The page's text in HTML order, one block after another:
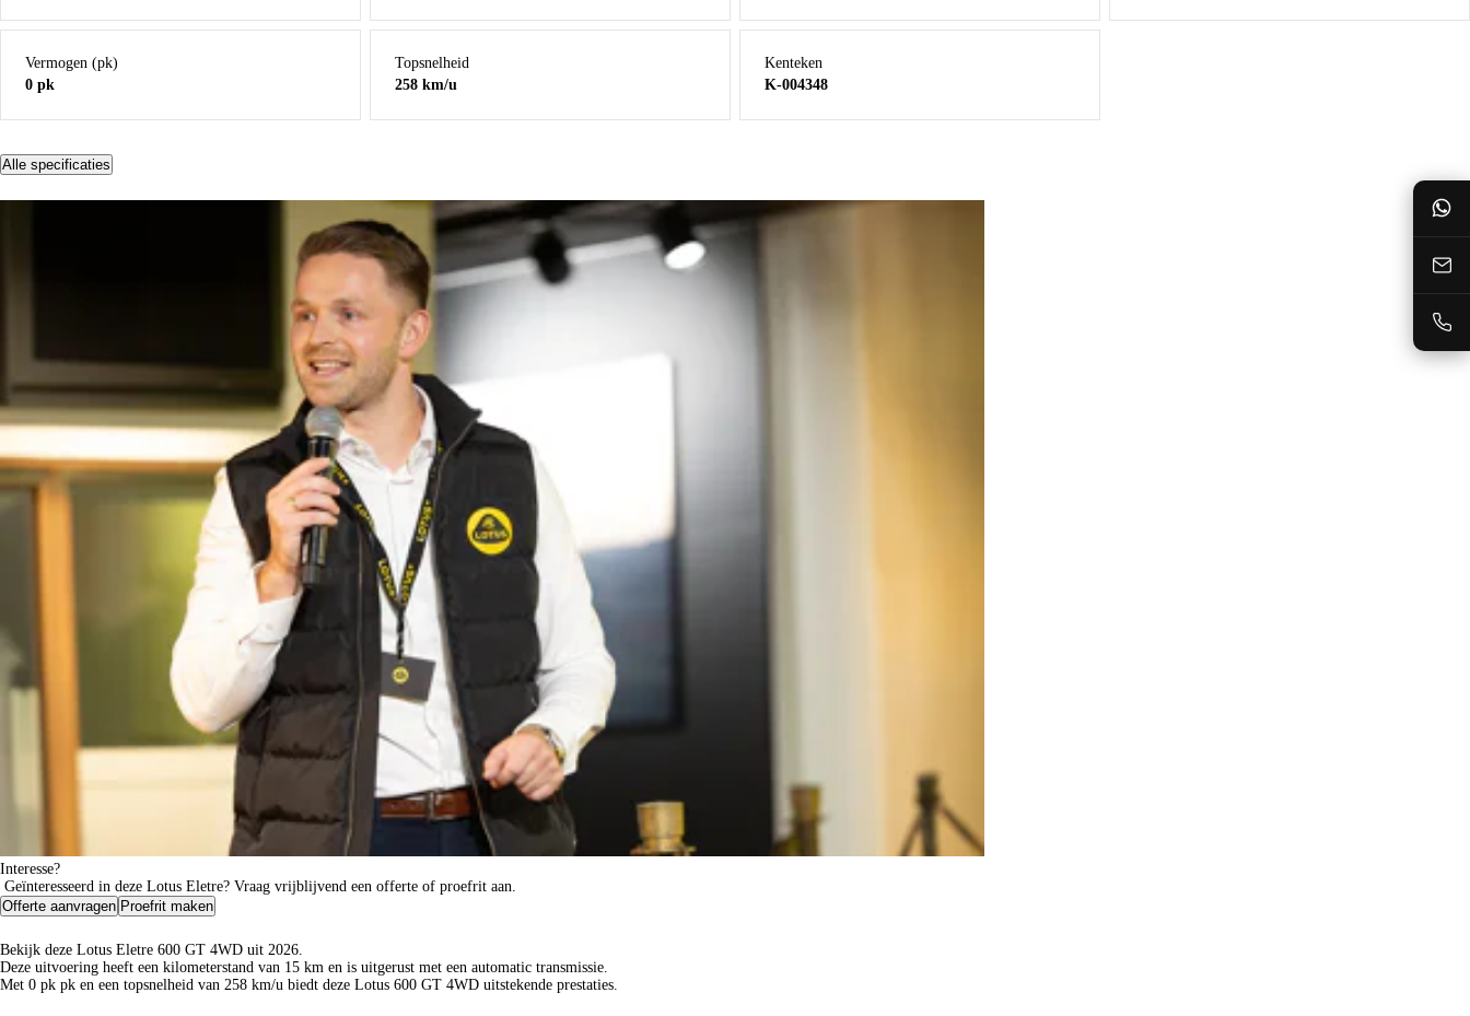
Vermogen (pk)
0 pk
Topsnelheid
258 km/u
Kenteken
K-004348
Alle specificaties
Interesse?
Geïnteresseerd in deze Lotus Eletre? Vraag vrijblijvend een offerte of proefrit aan.
Offerte aanvragen Proefrit maken
Bekijk deze Lotus Eletre 600 GT 4WD uit 2026.
Deze uitvoering heeft een kilometerstand van 15 km en is uitgerust met een automatic transmissie.
Met 0 pk pk en een topsnelheid van 258 km/u biedt deze Lotus 600 GT 4WD uitstekende prestaties.